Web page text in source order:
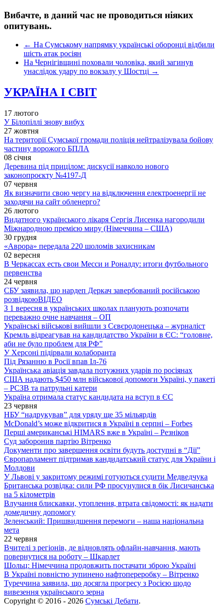
Вибачте, в даний час не проводиться ніяких
опитувань.
← На Сумському напрямку українські оборонці відбили
шість атак росіян
На Чернігівщині поховали чоловіка, який загинув
унаслідок удару по вокзалу у Шостці →
УКРАЇНА І СВІТ
17 лютого
У Білопіллі знову вибух
27 жовтня
На території Сумської громади поліція нейтралізувала бойову
частину ворожого БПЛА
08 січня
Деревина під прицілом: дискусії навколо нового
законопроєкту №4197-Д
07 червня
Як визначити свою чергу на відключення електроенергії не
заходячи на сайт обленерго?
26 лютого
Видатного українського лікаря Сергія Лисенка нагородили
Міжнародною премією миру (Німеччина – США)
30 грудня
«Аврора» передала 220 шоломів захисникам
02 вересня
В Черкассах есть свои Месси и Роналду: итоги футбольного
первенства
24 червня
СБУ заявила, що нардеп Деркач завербований російською
розвідкоюВІДЕО
З 1 вересня в українських школах планують розпочати
переважно очне навчання – ОП
Українські військові вийшли з Сєвєродонецька – журналіст
Кремль відреагував на кандидатство України в ЄС: “головне,
аби не було проблем для РФ”
У Херсоні підірвали колаборанта
Під Рязанню в Росії впав Іл-76
Українська авіація завдала потужних ударів по росіянах
США надають $450 млн військової допомоги Україні, у пакеті
– РСЗВ та патрульні катери
Україна отримала статус кандидата на вступ в ЄС
23 червня
НБУ “надрукував” для уряду ще 35 мільярдів
McDonald’s може відкритися в Україні в серпні – Forbes
Перші американські HIMARS вже в Україні – Резніков
Суд заборонив партію Вітренко
Документи про завершення освіти будуть доступні в “Дії”
Європарламент підтримав кандидатський статус для України і
Молдови
У Львові у закритому режимі готуються судити Медведчука
Британська розвідка: сили РФ просунулися в бік Лисичанська
на 5 кілометрів
Влучання блискавки, утоплення, втрата свідомості: як надати
домедичну допомогу
Зеленський: Пришвидшення перемоги – наша національна
мета
22 червня
Вчителі з регіонів, де відновлять офлайн-навчання, мають
повернутися на роботу – Шкарлет
Шольц: Німеччина продовжить постачати зброю Україні
В Україні повністю зупинено нафтопереробку – Вітренко
Туреччина заявила, що досягла прогресу з Росією щодо
вивезення українського зерна
Copyright © 2016 - 2026 Сумські Дебати.